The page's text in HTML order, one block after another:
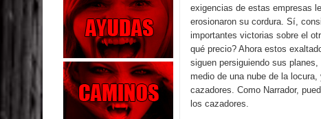
exigencias de estas empresas
erosionaron su cordura. Sí,
importantes victorias sobre el
qué precio? Ahora estos
siguen persiguiendo sus planes,
medio de una nube de la
cazadores. Como Narrador,
los cazadores.